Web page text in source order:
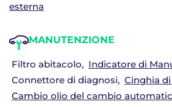
esterna
MANUTENZIONE
Filtro abitacolo
Indicatore di
Connettore di diagnosi
Cinghia
Cambio olio del cambio